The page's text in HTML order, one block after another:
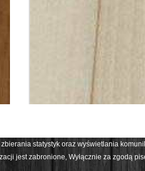
statystyk oraz wyświetlania
jest zabronione, Wyłącznie za zgodą